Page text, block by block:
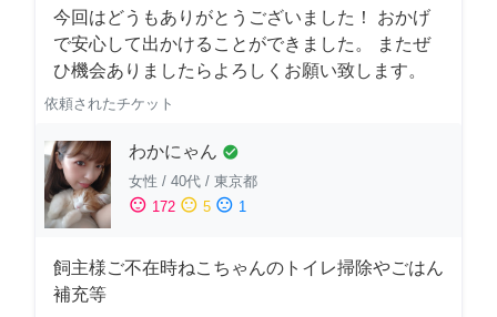
今回はどうもありがとうございました！ おかげ
で安心して出かけることができました。 またぜ
ひ機会ありましたらよろしくお願い致します。
依頼されたチケット
わかにゃん check_circle
女性 / 40代 / 東京都
sentiment_satisfied 172 sentiment_neutral 5 sentiment_dissatisfied 1
飼主様ご不在時ねこちゃんのトイレ掃除やごはん
補充等